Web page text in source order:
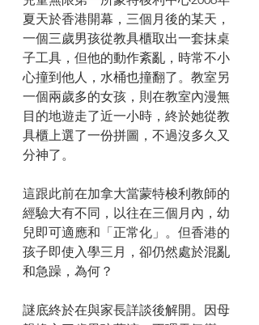
夏天於香港開幕，三個月後的某天，
一個三歲男孩從教具櫃取出一套抹桌
子工具，但他的動作紊亂，時常不小
心撞到他人，水桶也撞翻了。教室另
一個兩歲多的女孩，則在教室內漫無
目的地遊走了近一小時，終於她從教
具櫃上選了一份拼圖，不過沒多久又
分神了。
這跟此前在加拿大當蒙特梭利教師的
經驗大有不同，以往在三個月內，幼
兒即可適應和「正常化」。但香港的
孩子即使入學三月，卻仍然處於混亂
和急躁，為何？
謎底終於在與家長詳談後解開。因母